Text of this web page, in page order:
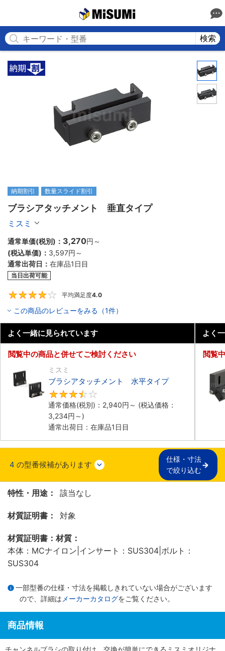
検索
納期割引 数量スライド割引
ブラシアタッチメント　垂直タイプ
ミスミ
通常単価(税別)： 3,270円 ～
(税込単価)： 3,597円 ～
通常出荷日： 在庫品1日目
当日出荷可能
平均満足度4.0
この商品のレビューをみる（1件）
よく一緒に見られています
閲覧中の商品と併せてご検討ください
ミスミ
ブラシアタッチメント 水平タイプ
通常価格(税別)： 2,940円 ～ (税込価格：
3,234円 ～)
通常出荷日：在庫品1日目
よく
閲覧
4 の型番候補があります
仕様・寸法
で絞り込む
特性・用途： 該当なし
材質証明書： 対象
材質証明書：材質：
本体：MCナイロン|インサート：SUS304|ボルト：
SUS304
一部型番の仕様・寸法を掲載しきれていない場合がございます
ので、詳細は メーカーカタログをご覧ください。
商品情報
チャンネルブラシの取り付け、交換が簡単にできるミスミオリジナ